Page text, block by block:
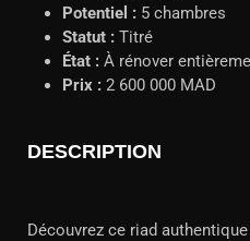
Potentiel : 5 chambres
Statut : Titré
État : À rénover
Prix : 2 600 000 MAD
DESCRIPTION
Découvrez ce riad